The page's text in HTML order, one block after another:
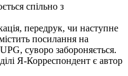
спільно з
передрук, чи наступне
посилання на
суворо забороняється.
Я-Корреспондент є автор